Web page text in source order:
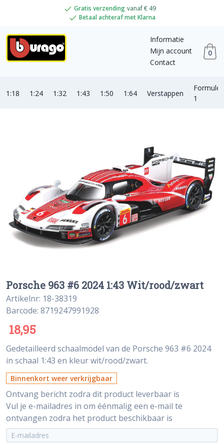
Gratis verzending vanaf € 49
Betaal achteraf met Klarna
Informatie
Mijn account
Contact
0
1:18 1:24 1:32 1:43 1:50 1:64 Verstappen
Formule
1
Porsche 963 #6 2024 1:43 Wit/rood/zwart
Artikelnr: 18-38319
Barcode: 8719247991928
18,95
Gedetailleerd schaalmodel van de Porsche 963 #6 2024
in schaal 1:43 en kleur wit/rood/zwart.
Binnenkort weer verkrijgbaar
Ontvang bericht zodra dit product leverbaar is
Vul je e-mailadres in om éénmalig een e-mail te
ontvangen zodra het product beschikbaar is